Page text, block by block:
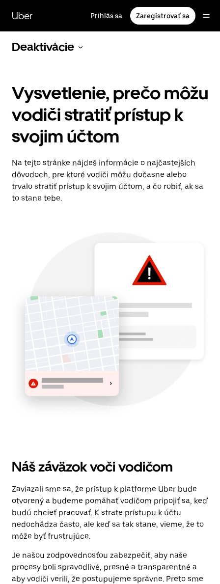
hlavný
obsah
Uber Prihlás sa Zaregistrovať sa
Deaktivácie
Vysvetlenie, prečo môžu
vodiči stratiť prístup k
svojim účtom
Na tejto stránke nájdeš informácie o najčastejších
dôvodoch, pre ktoré vodiči môžu dočasne alebo
trvalo stratiť prístup k svojim účtom, a čo robiť, ak sa
to stane tebe.
Náš záväzok voči vodičom
Zaviazali sme sa, že prístup k platforme Uber bude
otvorený a budeme pomáhať vodičom pripojiť sa, keď
budú chcieť pracovať. K strate prístupu k účtu
nedochádza často, ale keď sa tak stane, vieme, že to
môže byť frustrujúce.
Je našou zodpovednosťou zabezpečiť, aby naše
procesy boli spravodlivé, presné a transparentné a
aby vodiči verili, že postupujeme správne. Preto sme